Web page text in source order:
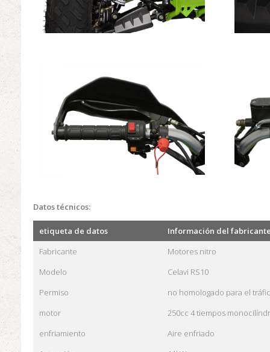
Datos técnicos:
etiqueta de datos
Información del
Fabricante
Motores nitro
Modelo
Celavi RS10
Permiso
no homologado para el
motor
250cc 4 tiempos
enfriamiento
Aire enfriado